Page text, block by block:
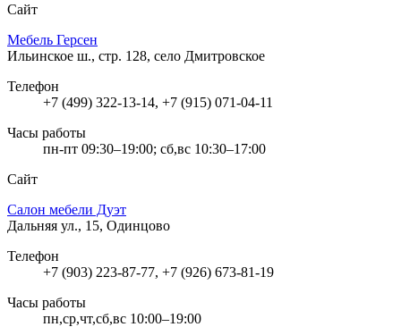
Сайт
Мебель Герсен
Ильинское ш., стр. 128, село Дмитровское
Телефон
+7 (499) 322-13-14, +7 (915) 071-04-11
Часы работы
пн-пт 09:30–19:00; сб,вс 10:30–17:00
Сайт
Салон мебели Дуэт
Дальняя ул., 15, Одинцово
Телефон
+7 (903) 223-87-77, +7 (926) 673-81-19
Часы работы
пн,ср,чт,сб,вс 10:00–19:00